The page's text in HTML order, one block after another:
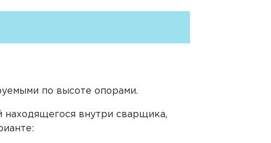
по высоте опорами.
находящегося внутри сварщика,